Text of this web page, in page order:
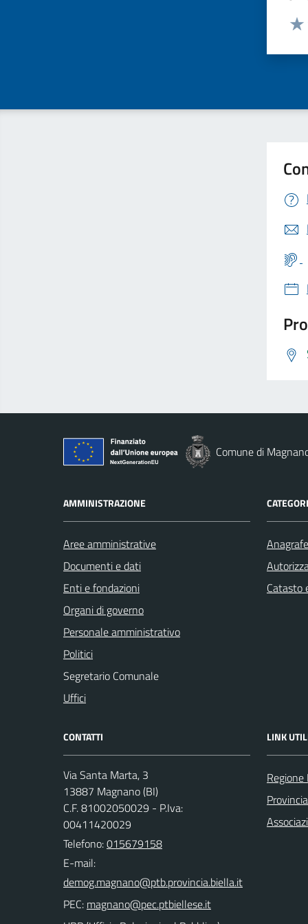
Comune di
AMMINISTRAZIONE
Aree amministrative
Documenti e dati
Enti e fondazioni
Organi di governo
Personale amministrativo
Politici
Segretario Comunale
Uffici
Catasto
CONTATTI
Via Santa Marta, 3
13887 Magnano (BI)
C.F. 81002050029 - P.Iva:
00411420029
Telefono:015679158
E-mail:
PEC:
LINK